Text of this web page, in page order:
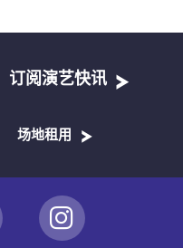
订阅演艺快讯
场地租用